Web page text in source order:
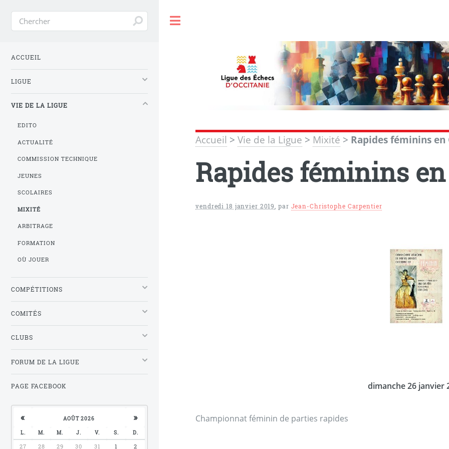
Accueil >Vie de la Ligue > Mixité > Rapides féminins
Rapides féminins
vendredi 18 janvier 2019 ,par Jean-Christophe Carpentier
dimanche 26 janvier
Championnat féminin de parties rapides
ACCUEIL
LIGUE
VIE DE LA LIGUE
EDITO
ACTUALITÉ
COMMISSION TECHNIQUE
JEUNES
SCOLAIRES
MIXITÉ
ARBITRAGE
FORMATION
OÙ JOUER
COMPÉTITIONS
COMITÉS
CLUBS
FORUM DE LA LIGUE
PAGE FACEBOOK
« AOÛT 2026 »
L. M. M. J. V. S. D.
27 28 29 30 31 1 2